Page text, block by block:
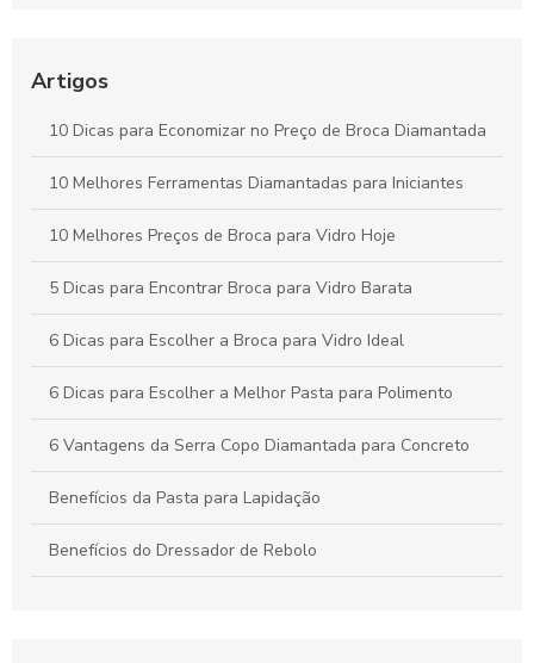
Seus Projetos
Como Escolher a Broca para Furação em Vidro Ideal para
Seus Projetos
Artigos
10 Dicas para Economizar no Preço de Broca Diamantada
10 Melhores Ferramentas Diamantadas para Iniciantes
10 Melhores Preços de Broca para Vidro Hoje
5 Dicas para Encontrar Broca para Vidro Barata
6 Dicas para Escolher a Broca para Vidro Ideal
6 Dicas para Escolher a Melhor Pasta para Polimento
6 Vantagens da Serra Copo Diamantada para Concreto
Benefícios da Pasta para Lapidação
Benefícios do Dressador de Rebolo